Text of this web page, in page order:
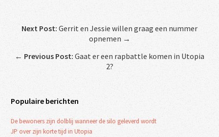
Next Post: Gerrit en Jessie willen graag een nummer
opnemen →
← Previous Post: Gaat er een rapbattle komen in Utopia
2?
Populaire berichten
De bewoners zijn dolblij wanneer de silo geleverd wordt
JP over zijn korte tijd in Utopia